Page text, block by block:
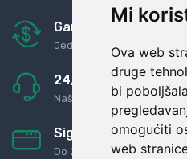
Mi
Ova web
druge
bi
omogućiti
web
Garancija u povrat
Jednostavno pravilo: Roba
24/7 odlična
Naši agenti uvijek na
Sigurno obročno
Do 24 rata bez kamata